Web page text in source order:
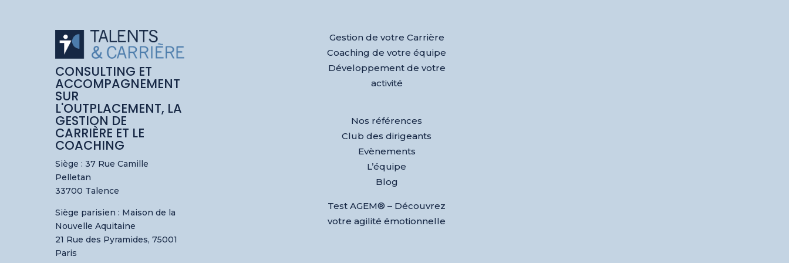
CONSULTING ET
ACCOMPAGNEMENT
SUR
L'OUTPLACEMENT, LA
GESTION DE
CARRIÈRE ET LE
COACHING
Siège : 37 Rue Camille
Pelletan
33700 Talence
Siège parisien : Maison de la
Nouvelle Aquitaine
21 Rue des Pyramides, 75001
Paris
Gestion de votre Carrière
Coaching de votre équipe
Développement de votre
activité
Nos références
Club des dirigeants
Evènements
L’équipe
Blog
Test AGEM® – Découvrez
votre agilité émotionnelle